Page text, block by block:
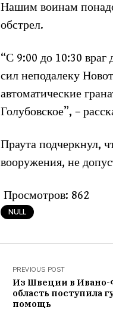
Нашим воинам
обстрел.
“С 9:00 до 10:30
сил неподалеку
автоматические
Голубовское”, –
Праута подчеркнул,
вооружения, не
Просмотров: 862
NULL
PREVIOUS POST
Из Швеции в
область поступила
помощь